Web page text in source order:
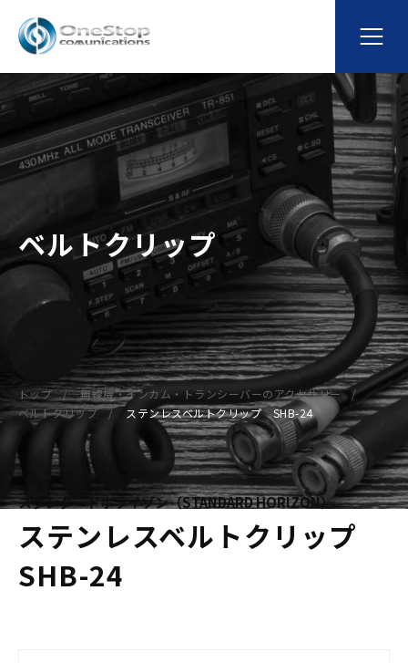
ベルトクリップ
トップ
無線機・インカム・トランシーバーのアクセサリー
ベルトクリップ
ステンレスベルトクリップ SHB-24
スタンダードホライゾン（STANDARD HORIZON）
ステンレスベルトクリップ
SHB-24